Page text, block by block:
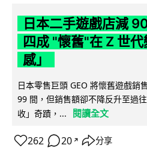
日本二手遊戲店減
四成 "懷舊"在 Z 世
感」
日本零售巨頭 GEO 將懷舊遊戲銷
99 間，但銷售額卻不降反升至過
收」奇蹟，...
閱讀全文
262 20 ↗ 分享